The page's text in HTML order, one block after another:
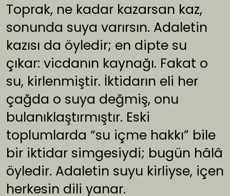
Toprak, ne kadar kazarsan kaz,
sonunda suya varırsın. Adaletin
kazısı da öyledir; en dipte su
çıkar: vicdanın kaynağı. Fakat o
su, kirlenmiştir. İktidarın eli her
çağda o suya değmiş, onu
bulanıklaştırmıştır. Eski
toplumlarda “su içme hakkı” bile
bir iktidar simgesiydi; bugün hâlâ
öyledir. Adaletin suyu kirliyse, içen
herkesin dili yanar.